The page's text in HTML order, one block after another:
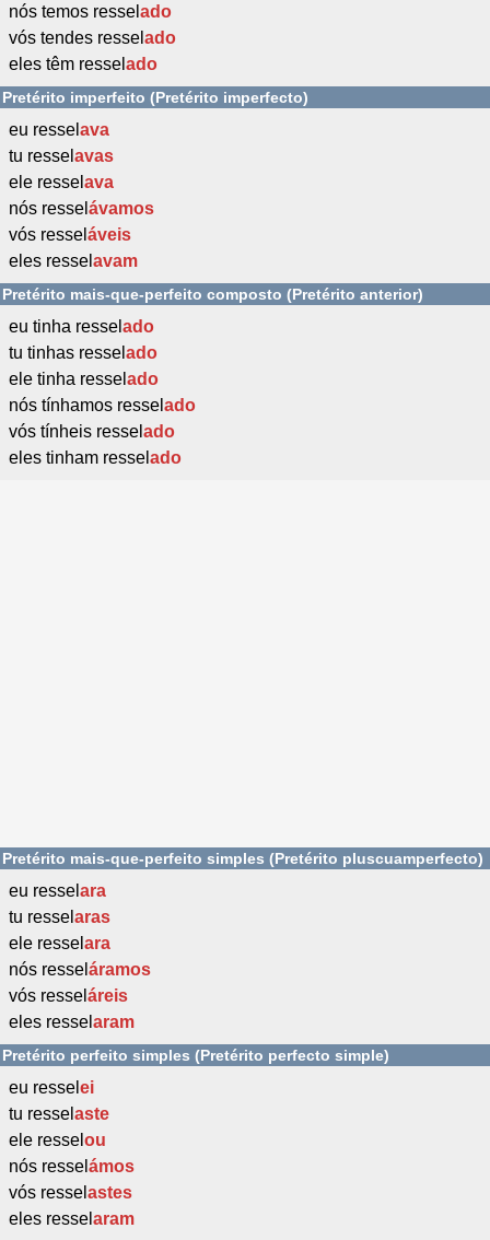
nós temos ressel ado
vós tendes ressel ado
eles têm ressel ado
Pretérito imperfeito (Pretérito imperfecto)
eu ressel ava
tu ressel avas
ele ressel ava
nós ressel ávamos
vós ressel áveis
eles ressel avam
Pretérito mais-que-perfeito composto (Pretérito anterior)
eu tinha ressel ado
tu tinhas ressel ado
ele tinha ressel ado
nós tínhamos ressel ado
vós tínheis ressel ado
eles tinham ressel ado
Pretérito mais-que-perfeito simples (Pretérito pluscuamperfecto)
eu ressel ara
tu ressel aras
ele ressel ara
nós ressel áramos
vós ressel áreis
eles ressel aram
Pretérito perfeito simples (Pretérito perfecto simple)
eu ressel ei
tu ressel aste
ele ressel ou
nós ressel ámos
vós ressel astes
eles ressel aram